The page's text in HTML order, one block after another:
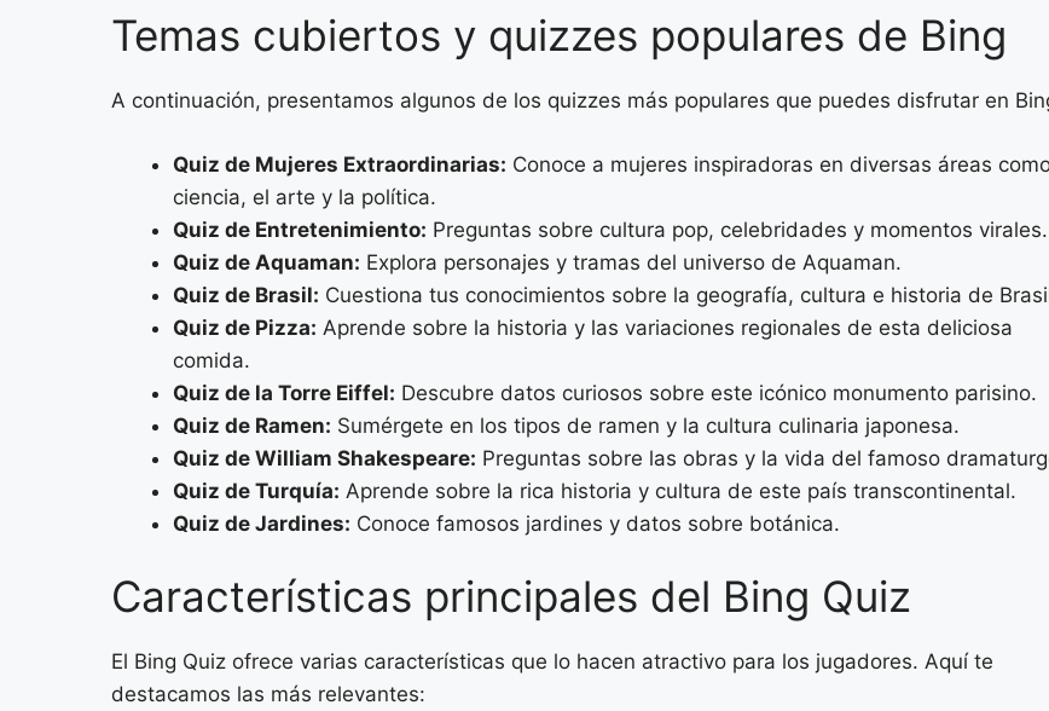
Temas cubiertos y quizzes populares de Bing
A continuación, presentamos algunos de los quizzes más populares que puedes disfrutar en
Quiz de Mujeres Extraordinarias: Conoce a mujeres inspiradoras en diversas áreas
ciencia, el arte y la política.
Quiz de Entretenimiento: Preguntas sobre cultura pop, celebridades y momentos virales.
Quiz de Aquaman: Explora personajes y tramas del universo de Aquaman.
Quiz de Brasil: Cuestiona tus conocimientos sobre la geografía, cultura e historia de
Quiz de Pizza: Aprende sobre la historia y las variaciones regionales de esta deliciosa
comida.
Quiz de la Torre Eiffel: Descubre datos curiosos sobre este icónico monumento parisino.
Quiz de Ramen: Sumérgete en los tipos de ramen y la cultura culinaria japonesa.
Quiz de William Shakespeare: Preguntas sobre las obras y la vida del famoso
Quiz de Turquía: Aprende sobre la rica historia y cultura de este país transcontinental.
Quiz de Jardines: Conoce famosos jardines y datos sobre botánica.
Características principales del Bing Quiz
El Bing Quiz ofrece varias características que lo hacen atractivo para los jugadores. Aquí te
destacamos las más relevantes: